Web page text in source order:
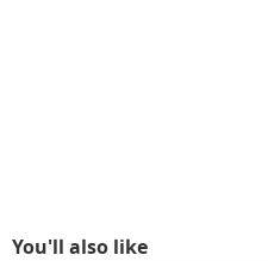
You'll also like